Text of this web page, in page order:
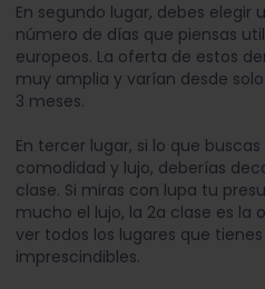
En segundo lugar, debes elegir
número de días que piensas
europeos. La oferta de estos
muy amplia y varían desde
3 meses.
En tercer lugar, si lo que
comodidad y lujo, deberías
clase. Si miras con lupa tu
mucho el lujo, la 2a clase es la
ver todos los lugares que
imprescindibles.